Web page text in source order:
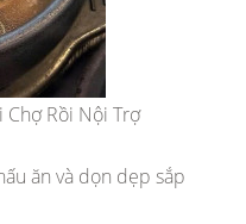
Chợ Rồi Nội Trợ
ăn và dọn dẹp sắp